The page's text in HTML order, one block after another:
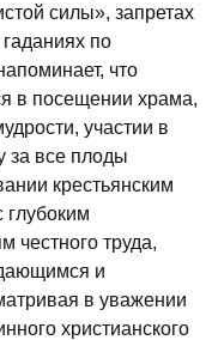
силы», запретах
по
что
в посещении храма,
участии в
за все плоды
крестьянским
глубоким
честного труда,
и
в уважении
христианского